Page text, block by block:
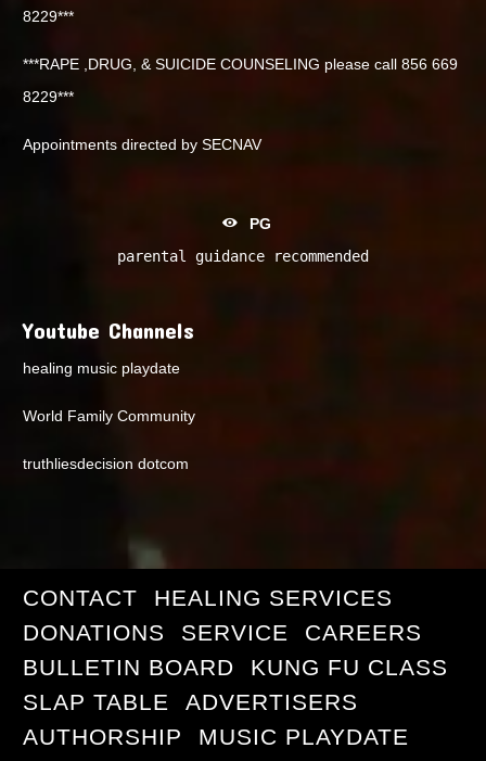
8229***
***RAPE ,DRUG, & SUICIDE COUNSELING please call 856 669
8229***
Appointments directed by SECNAV
PG
parental guidance recommended
Youtube Channels
healing music playdate
World Family Community
truthliesdecision dotcom
CONTACT
HEALING SERVICES
DONATIONS
SERVICE
CAREERS
BULLETIN BOARD
KUNG FU CLASS
SLAP TABLE
ADVERTISERS
AUTHORSHIP
MUSIC PLAYDATE